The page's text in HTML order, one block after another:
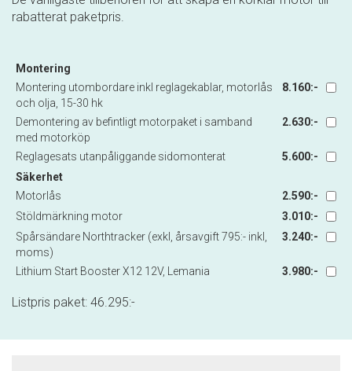
rabatterat paketpris.
Montering
Montering utombordare inkl reglagekablar, motorlås
och olja, 15-30 hk
8.160:-
Demontering av befintligt motorpaket i samband
med motorköp
2.630:-
Reglagesats utanpåliggande sidomonterat
5.600:-
Säkerhet
Motorlås
2.590:-
Stöldmärkning motor
3.010:-
Spårsändare Northtracker (exkl, årsavgift 795:- inkl,
moms)
3.240:-
Lithium Start Booster X12 12V, Lemania 3.980:-
Listpris paket: 46.295:-